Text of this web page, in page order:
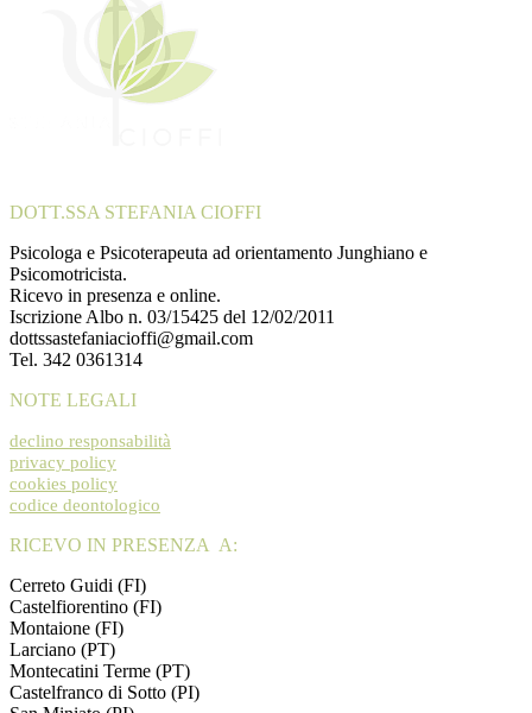
DOTT.SSA STEFANIA CIOFFI
Psicologa e Psicoterapeuta ad orientamento Junghiano e
Psicomotricista.
Ricevo in presenza e online.
Iscrizione Albo n. 03/15425 del 12/02/2011
dottssastefaniacioffi@gmail.com
Tel. 342 0361314
NOTE LEGALI
declino responsabilità
privacy policy
cookies policy
codice deontologico
RICEVO IN PRESENZA A:
Cerreto Guidi (FI)
Castelfiorentino (FI)
Montaione (FI)
Larciano (PT)
Montecatini Terme (PT)
Castelfranco di Sotto (PI)